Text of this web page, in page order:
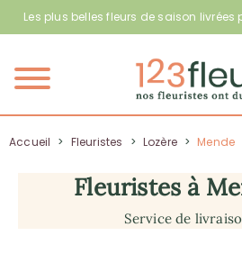
Les plus belles fleurs de saison livrées
Menu
Accueil > Fleuristes > Lozère > Mende
Fleuristes à
Service de